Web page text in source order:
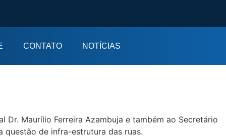
CONTATO NOTÍCIAS
Maurílio Ferreira Azambuja e também ao Secretário
questão de infra-estrutura das ruas.